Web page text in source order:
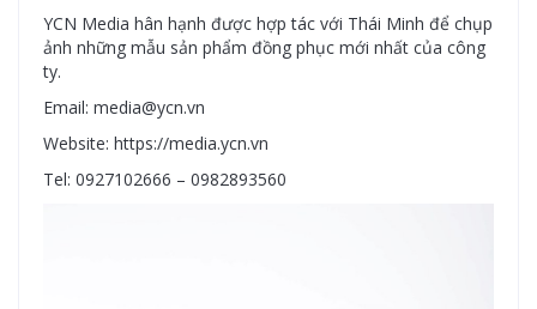
YCN Media hân hạnh được hợp tác với Thái Minh để chụp
ảnh những mẫu sản phẩm đồng phục mới nhất của công
ty.
Email: media@ycn.vn
Website: https://media.ycn.vn
Tel: 0927102666 – 0982893560